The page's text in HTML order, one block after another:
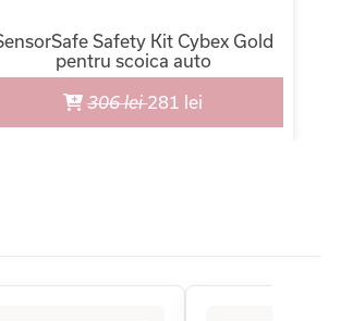
Safety Kit Cybex Gold
pentru scoica auto
306 lei281 lei